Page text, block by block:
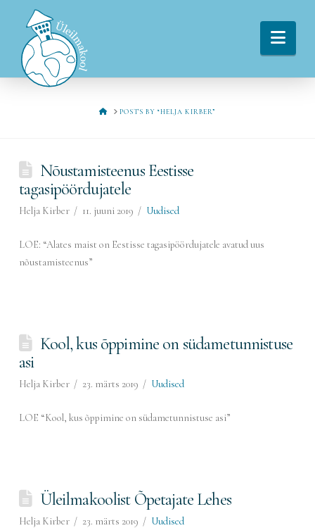
HOMEPOSTS BY “HELJA KIRBER”
Nõustamisteenus Eestisse
tagasipöördujatele
Helja Kirber 11. juuni 2019 Uudised
LOE: “Alates maist on Eestisse tagasipöördujatele avatud uus
nõustamisteenus”
Kool, kus õppimine on südametunnistuse
asi
Helja Kirber 23. märts 2019 Uudised
LOE “Kool, kus õppimine on südametunnistuse asi”
Üleilmakoolist Õpetajate Lehes
Helja Kirber 23. märts 2019 Uudised